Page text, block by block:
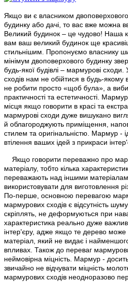
Якщо ви є власником двоповерхового
будинку або дачі, то вас вже можна
Великий будинок – це чудово! Наша
вам ваш великий будинок ще
стильнішим. Пропонуємо власнику
мінімум двоповерхового будинку
будь-якої будівлі – мармурові сходи.
сходів нам не обійтися в будь-якому
не робити просто «щоб була», а
практичності та естетичності.
місця якщо говорити в красі та
мармурові сходи дуже вишукано
й облагороджують приміщення,
стилем та оригінальністю. Мармур -
втілення ваших ідей з прикраси
Якщо говорити переважно про
матеріалу, тобто кілька
переважають над іншими
використовувати для виготовлення
По-перше, основною перевагою
мармурових сходів є відсутність шуму.
скріплять, не деформуються при
характеристика реально дуже
інтер'єру, адже якщо те дерево може
матеріал, який не видає і
впливах. Також до переваг
неймовірна міцність. Мармур -
звичайно не відчувати міцність
мармурових сходів неодноразово